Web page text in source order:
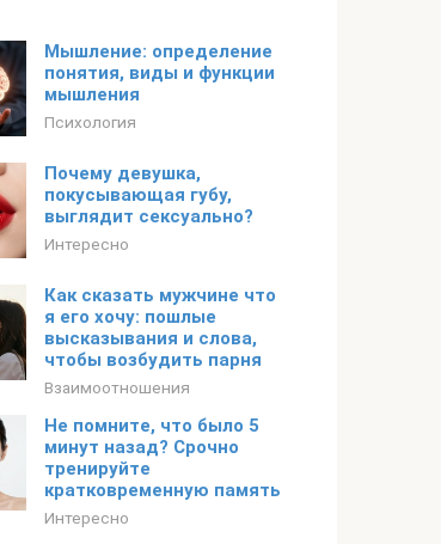
Мышление: определение
понятия, виды и функции
мышления
Психология
Почему девушка,
покусывающая губу,
выглядит сексуально?
Интересно
Как сказать мужчине что
я его хочу: пошлые
высказывания и слова,
чтобы возбудить парня
Взаимоотношения
Не помните, что было 5
минут назад? Срочно
тренируйте
кратковременную память
Интересно